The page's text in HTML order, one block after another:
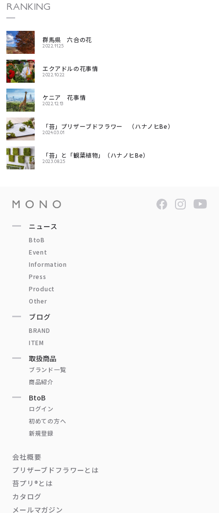
RANKING
群馬県 六合の花
2022.11.25
エクアドルの花事情
2022.10.22
ケニア 花事情
2022.12.13
「苔」プリザーブドフラワー （ハナノヒBe）
2024.03.01
「苔」と「観葉植物」（ハナノヒBe）
2023.08.25
ニュース
BtoB
Event
Information
Press
Product
Other
ブログ
BRAND
ITEM
取扱商品
ブランド一覧
商品紹介
BtoB
ログイン
初めての方へ
新規登録
会社概要
プリザーブドフラワーとは
苔プリ®とは
カタログ
メールマガジン